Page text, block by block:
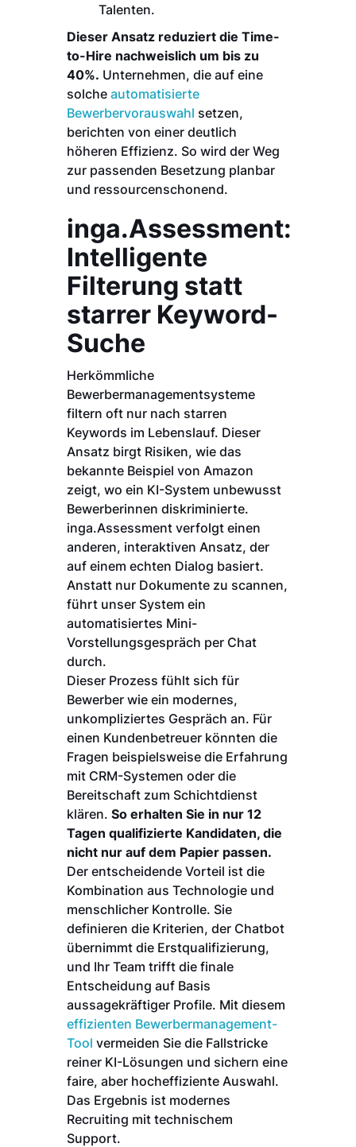
Talenten.
Dieser Ansatz reduziert die Time-
to-Hire nachweislich um bis zu
40%. Unternehmen, die auf eine
solche automatisierte
Bewerbervorauswahl setzen,
berichten von einer deutlich
höheren Effizienz. So wird der Weg
zur passenden Besetzung planbar
und ressourcenschonend.
inga.Assessment:
Intelligente
Filterung statt
starrer Keyword-
Suche
Herkömmliche
Bewerbermanagementsysteme
filtern oft nur nach starren
Keywords im Lebenslauf. Dieser
Ansatz birgt Risiken, wie das
bekannte Beispiel von Amazon
zeigt, wo ein KI-System unbewusst
Bewerberinnen diskriminierte.
inga.Assessment verfolgt einen
anderen, interaktiven Ansatz, der
auf einem echten Dialog basiert.
Anstatt nur Dokumente zu scannen,
führt unser System ein
automatisiertes Mini-
Vorstellungsgespräch per Chat
durch.
Dieser Prozess fühlt sich für
Bewerber wie ein modernes,
unkompliziertes Gespräch an. Für
einen Kundenbetreuer könnten die
Fragen beispielsweise die Erfahrung
mit CRM-Systemen oder die
Bereitschaft zum Schichtdienst
klären. So erhalten Sie in nur 12
Tagen qualifizierte Kandidaten, die
nicht nur auf dem Papier passen.
Der entscheidende Vorteil ist die
Kombination aus Technologie und
menschlicher Kontrolle. Sie
definieren die Kriterien, der Chatbot
übernimmt die Erstqualifizierung,
und Ihr Team trifft die finale
Entscheidung auf Basis
aussagekräftiger Profile. Mit diesem
effizienten Bewerbermanagement-
Tool vermeiden Sie die Fallstricke
reiner KI-Lösungen und sichern eine
faire, aber hocheffiziente Auswahl.
Das Ergebnis ist modernes
Recruiting mit technischem
Support.